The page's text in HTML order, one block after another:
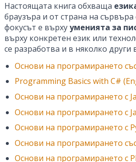
Настоящата книга обхваща
браузъра и от страна на сървъра
фокусът е върхууменията за
върху конкретен език или
се разработва и в няколко други
Основи на програмирането
Programming Basics with C#
Основи на програмирането с
Основи на програмирането с
Основи на програмирането с
Основи на програмирането
Основи на програмирането с